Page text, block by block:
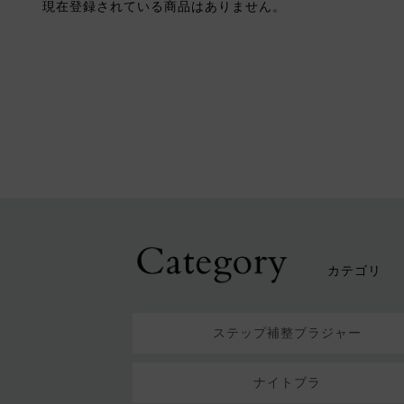
現在登録されている商品はありません。
カテゴリ
ステップ補整ブラジャー
ナイトブラ